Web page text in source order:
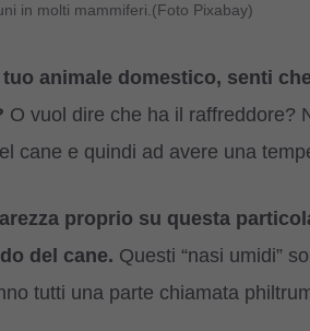
in molti mammiferi.(Foto Pixabay)
animale domestico, senti
O vuol dire che ha il raffreddore?
cane e quindi ad avere una
proprio su questa
del cane. Questi “nasi umidi”
tutti una parte chiamata